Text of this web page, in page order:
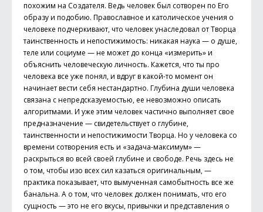
похожим на Создателя. Ведь человек был сотворен по Его
образу и подобию. Православное и католическое учения о
человеке подчеркивают, что человек унаследовал от Творца
таинственность и непостижимость: никакая наука — о душе,
теле или социуме — не может до конца «измерить» и
объяснить человеческую личность. Кажется, что ты про
человека все уже понял, и вдруг в какой-то момент он
начинает вести себя нестандартно. Глубина души человека
связана с непредсказуемостью, ее невозможно описать
алгоритмами. И уже этим человек частично выполняет свое
предназначение — свидетельствует о глубине,
таинственности и непостижимости Творца. Но у человека со
времени сотворения есть и «задача-максимум» —
раскрыться во всей своей глубине и свободе. Речь здесь не
о том, чтобы изо всех сил казаться оригинальным, —
практика показывает, что вымученная самобытность все же
банальна. А о том, что человек должен понимать, что его
сущность — это не его вкусы, привычки и представления о